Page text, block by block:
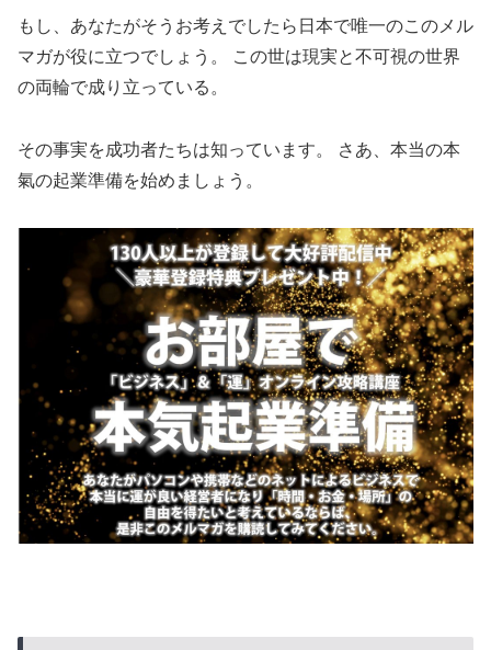
もし、あなたがそうお考えでしたら日本で唯一のこのメル
マガが役に立つでしょう。 この世は現実と不可視の世界
の両輪で成り立っている。
その事実を成功者たちは知っています。 さあ、本当の本
氣の起業準備を始めましょう。